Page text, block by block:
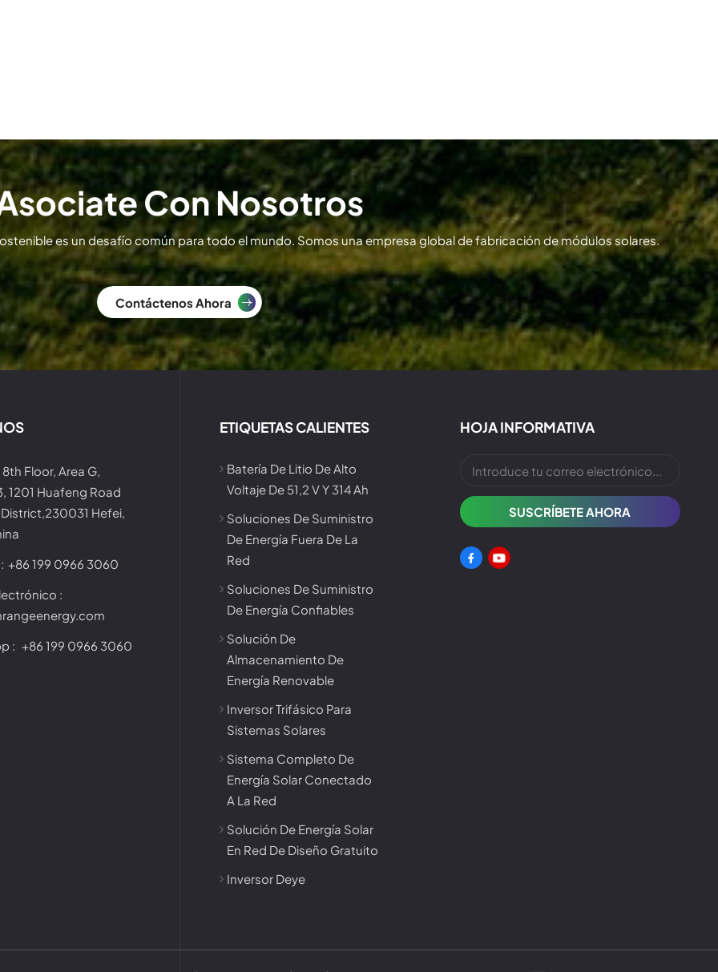
Con Nosotros
es un desafío común para todo el mundo. Somos una empresa global de fabricación de módulos solares.
Contáctenos Ahora
Floor, Area G,
1201 Huafeng Road
Hefei,
+86 199 0966 3060
:
: +86 199 0966 3060
ETIQUETAS CALIENTES
Batería De Litio De Alto
Voltaje De 51,2 V Y 314 Ah
Soluciones De Suministro
De Energía Fuera De La
Red
Soluciones De Suministro
De Energía Confiables
Solución De
Almacenamiento De
Energía Renovable
Inversor Trifásico Para
Sistemas Solares
Sistema Completo De
Energía Solar Conectado
A La Red
Solución De Energía Solar
En Red De Diseño Gratuito
Inversor Deye
HOJA INFORMATIVA